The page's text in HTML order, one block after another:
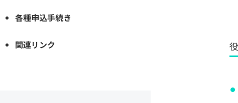
各種申込手続き
関連リンク